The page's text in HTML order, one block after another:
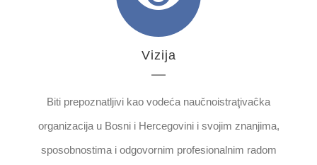
Vizija
Biti prepoznatljivi kao vodeća naučnoistraţivaĉka
organizacija u Bosni i Hercegovini i svojim znanjima,
sposobnostima i odgovornim profesionalnim radom